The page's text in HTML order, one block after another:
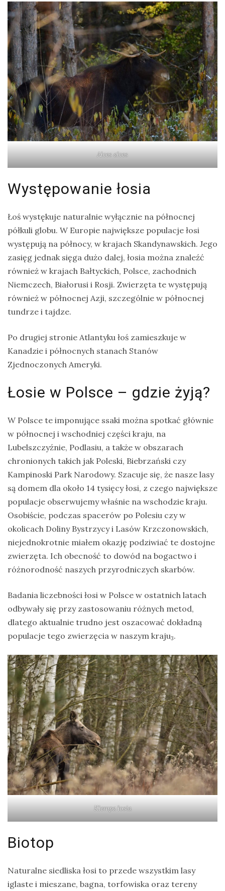
Alces alces
Występowanie łosia
Łoś wystękuje naturalnie wyłącznie na północnej
półkuli globu. W Europie największe populacje łosi
występują na północy, w krajach Skandynawskich. Jego
zasięg jednak sięga dużo dalej, łosia można znaleźć
również w krajach Bałtyckich, Polsce, zachodnich
Niemczech, Białorusi i Rosji. Zwierzęta te występują
również w północnej Azji, szczególnie w północnej
tundrze i tajdze.
Po drugiej stronie Atlantyku łoś zamieszkuje w
Kanadzie i północnych stanach Stanów
Zjednoczonych Ameryki.
Łosie w Polsce – gdzie żyją?
W Polsce te imponujące ssaki można spotkać głównie
w północnej i wschodniej części kraju, na
Lubelszczyźnie, Podlasiu, a także w obszarach
chronionych takich jak Poleski, Biebrzański czy
Kampinoski Park Narodowy. Szacuje się, że nasze lasy
są domem dla około 14 tysięcy łosi, z czego największe
populacje obserwujemy właśnie na wschodzie kraju.
Osobiście, podczas spacerów po Polesiu czy w
okolicach Doliny Bystrzycy i Lasów Krzczonowskich,
niejednokrotnie miałem okazję podziwiać te dostojne
zwierzęta. Ich obecność to dowód na bogactwo i
różnorodność naszych przyrodniczych skarbów.
Badania liczebności łosi w Polsce w ostatnich latach
odbywały się przy zastosowaniu różnych metod,
dlatego aktualnie trudno jest oszacować dokładną
populacje tego zwierzęcia w naszym kraju3.
Klempa łosia
Biotop
Naturalne siedliska łosi to przede wszystkim lasy
iglaste i mieszane, bagna, torfowiska oraz tereny